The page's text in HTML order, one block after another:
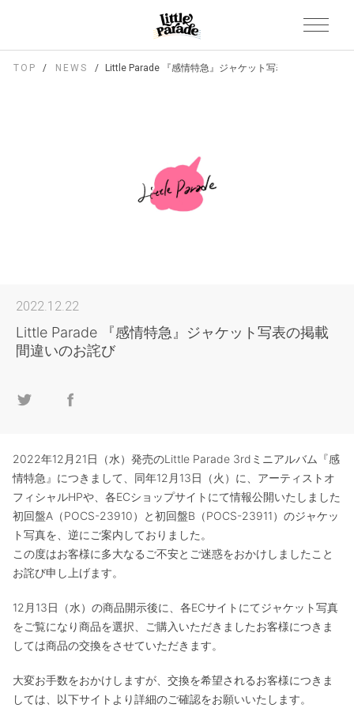
TOP NEWS Little Parade 『感情特急』ジャケット写表の掲載間違いの
2022.12.22
Little Parade 『感情特急』ジャケット写表の掲載
間違いのお詫び
2022年12月21日（水）発売のLittle Parade 3rdミニアルバム『感
情特急』につきまして、同年12月13日（火）に、アーティストオ
フィシャルHPや、各ECショップサイトにて情報公開いたしました
初回盤A（POCS-23910）と初回盤B（POCS-23911）のジャケッ
ト写真を、逆にご案内しておりました。
この度はお客様に多大なるご不安とご迷惑をおかけしましたこと
お詫び申し上げます。
12月13日（水）の商品開示後に、各ECサイトにてジャケット写真
をご覧になり商品を選択、ご購入いただきましたお客様につきま
しては商品の交換をさせていただきます。
大変お手数をおかけしますが、交換を希望されるお客様につきま
しては、以下サイトより詳細のご確認をお願いいたします。